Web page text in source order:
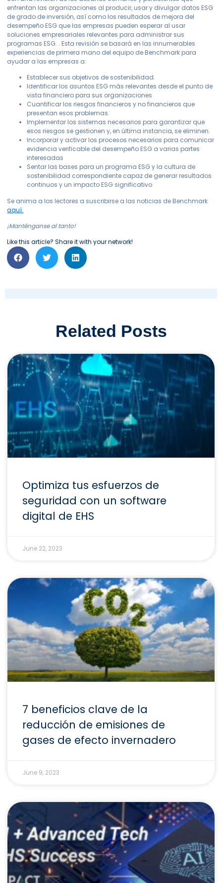
enfrentan las organizaciones al producir, usar y divulgar datos ESG
de grado de inversión, así como los resultados de mejora del
desempeño ESG que las empresas pueden esperar al usar
soluciones empresariales relevantes para administrar sus
programas ESG. . Esta revisión se basará en las innumerables
experiencias de primera mano del equipo de Benchmark para
ayudar a las empresas a:
Establecer sus objetivos de sostenibilidad.
Identificar los asuntos ESG más relevantes desde el punto de
vista financiero para sus organizaciones
Cuantificar los riesgos financieros y no financieros que
presentan esos problemas.
Implementar los sistemas necesarios para garantizar que
esos riesgos se gestionen y, en última instancia, se eliminen.
Incorporar y activar los procesos necesarios para comunicar
evidencia verificable del desempeño ESG a varias partes
interesadas
Sentar las bases para un programa ESG y la cultura de
sostenibilidad correspondiente capaz de generar resultados
continuos y un impacto ESG significativo
Se anima a los lectores a suscribirse a las noticias de Benchmark
aquí.
¡Manténganse al tanto!
Like this article? Share it with your network!
Related Posts
Optimiza tus esfuerzos de
seguridad con un software
digital de EHS
June 22, 2023
7 beneficios clave de la
reducción de emisiones de
gases de efecto invernadero
June 9, 2023